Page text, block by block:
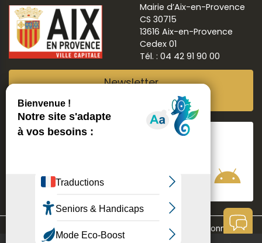
Mairie d’Aix-en-Provence
CS 30715
13616 Aix-en-Provence
Cedex 01
Tél. : 04 42 91 90 00
Newsletter
Suivre Aix ma ville
Communication Données personnelles